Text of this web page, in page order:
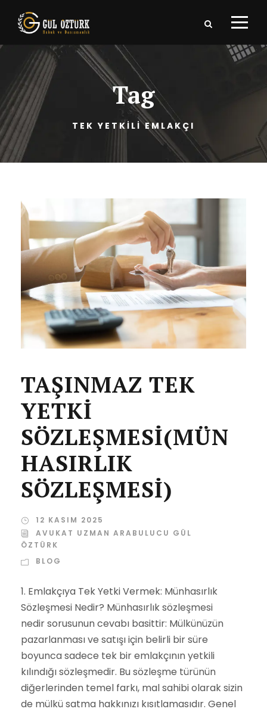
Tag
TEK YETKİLİ EMLAKÇI
TAŞINMAZ TEK
YETKİ
SÖZLEŞMESİ(MÜN
HASIRLIK
SÖZLEŞMESİ)
12 KASIM 2025
AVUKAT UZMAN ARABULUCU GÜL
ÖZTÜRK
BLOG
1. Emlakçıya Tek Yetki Vermek: Münhasırlık
Sözleşmesi Nedir? Münhasırlık sözleşmesi
nedir sorusunun cevabı basittir: Mülkünüzün
pazarlanması ve satışı için belirli bir süre
boyunca sadece tek bir emlakçının yetkili
kılındığı sözleşmedir. Bu sözleşme türünün
diğerlerinden temel farkı, mal sahibi olarak sizin
de mülkü satma hakkınızı kısıtlamasıdır. Genel